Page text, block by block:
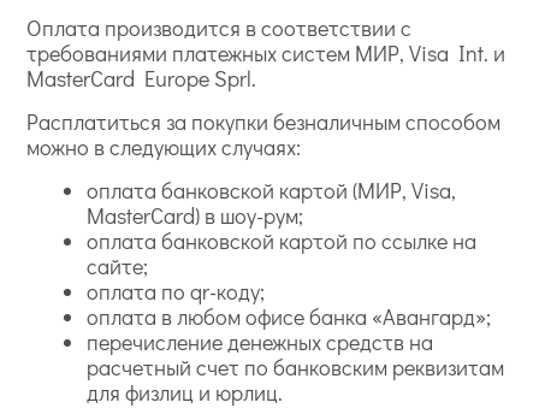
Оплата производится в соответствии с
требованиями платежных систем МИР, Visa Int. и
MasterCard Europe Sprl.
Расплатиться за покупки безналичным способом
можно в следующих случаях:
оплата банковской картой (МИР, Visa,
MasterCard) в шоу-рум;
оплата банковской картой по ссылке на
сайте;
оплата по qr-коду;
оплата в любом офисе банка «Авангард»;
перечисление денежных средств на
расчетный счет по банковским реквизитам
для физлиц и юрлиц.